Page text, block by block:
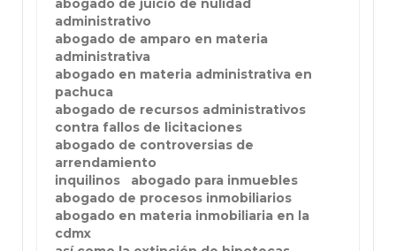
abogado de juicio de nulidad
administrativo
abogado de amparo en materia
administrativa
abogado en materia administrativa en
pachuca
abogado de recursos administrativos
contra fallos de licitaciones
abogado de controversias de
arrendamiento
inquilinos
abogado para inmuebles
abogado de procesos inmobiliarios
abogado en materia inmobiliaria en la
cdmx